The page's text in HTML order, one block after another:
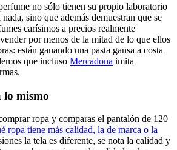
no sólo tienen su propio laboratorio
sino que además demuestran que se
carísimos a precios realmente
por menos de la mitad de lo que ellos
están ganando una pasta gansa a costa
que incluso Mercadona imita
lo mismo
ropa y comparas el pantalón de 120
ropa tiene más calidad, la de marca o la
la tela es diferente, se nota la calidad y